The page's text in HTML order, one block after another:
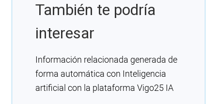
También te podría
interesar
Información relacionada generada de
forma automática con Inteligencia
artificial con la plataforma Vigo25 IA